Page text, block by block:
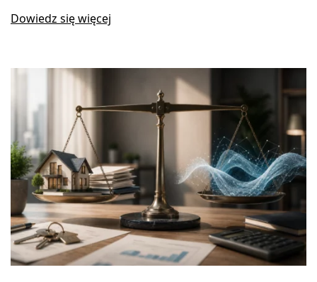
Dowiedz się więcej